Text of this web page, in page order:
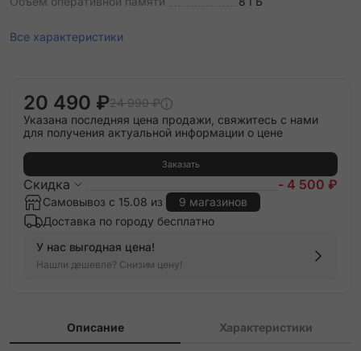
Все характеристики
20 490 ₽24 990 ₽
Указана последняя цена продажи, свяжитесь с нами
для получения актуальной информации о цене
Заказать
Скидка - 4 500 ₽
Самовывоз с 15.08 из
9 магазинов
Доставка по городу бесплатно
У нас выгодная цена!
Нашли дешевле? Снизим цену!
Описание Характеристики